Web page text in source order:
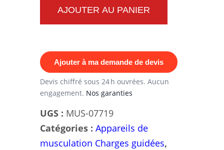
Machine
de
Total
Hip
Lexco
/
modèle
LS-
119
AJOUTER AU PANIER
Ajouter à ma demande de devis
Devis chiffré sous 24 h ouvrées. Aucun
engagement. Nos garanties
UGS : MUS-07719
Catégories : Appareils de
musculation Charges guidées,